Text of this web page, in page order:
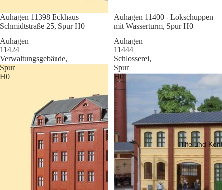
Hilfe und
Sale
Auhagen 11398 Eckhaus
Schmidtstraße 25, Spur H0
Sale
Auhagen 11400 - Lokschuppen
mit Wasserturm, Spur H0
Auhagen
11424
Verwaltungsgebäude,
Spur
H0
Auhagen
11444
Schlosserei,
Spur
H0